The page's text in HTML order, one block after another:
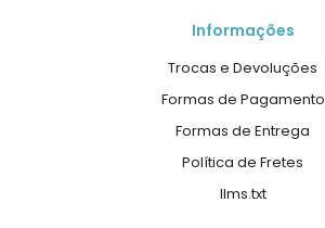
Informações
Trocas e Devoluções
Formas de Pagamento
Formas de Entrega
Política de Fretes
llms.txt